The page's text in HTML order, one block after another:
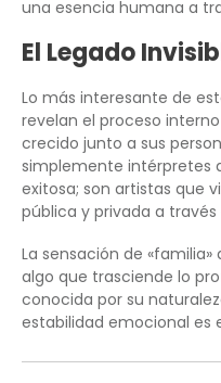
una esencia humana a
El Legado
Lo más interesante de
revelan el proceso
crecido junto a sus
simplemente intérpretes
exitosa; son artistas que
pública y privada a través
La sensación de
algo que trasciende lo
conocida por su
estabilidad emocional es